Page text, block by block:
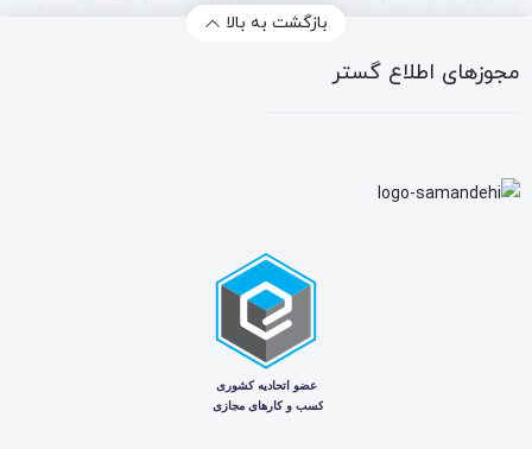
لودر
بازگشت به بالا
مجوزهای اطلاع گستر